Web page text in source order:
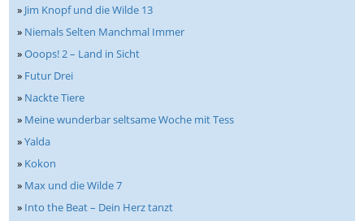
» Jim Knopf und die Wilde 13
» Niemals Selten Manchmal Immer
»Ooops! 2 – Land in Sicht
» Futur Drei
» Nackte Tiere
» Meine wunderbar seltsame Woche mit Tess
»Yalda
» Kokon
» Max und die Wilde 7
» Into the Beat – Dein Herz tanzt